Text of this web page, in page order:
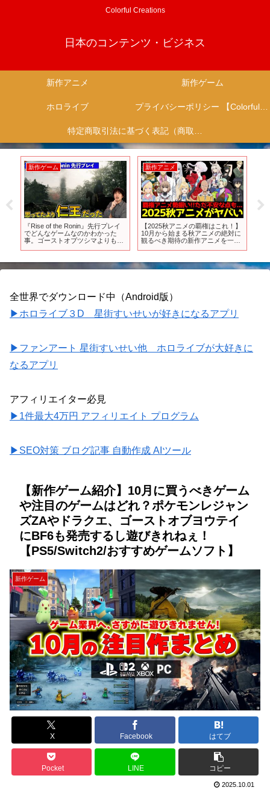
Colorful Creations
日本のコンテンツ・ビジネス
新作アニメ 新作ゲーム
ホロライブ プライバシーポリシー 【Colorful Creation】
特定商取引法に基づく表記（商取引に関する開示）
新作ゲーム
『Rise of the Ronin』先行プレイ
でどんなゲームなのかわかった
事。ゴーストオブツシマよりも仁
新作アニメ
【2025秋アニメの覇権はこれ！】
10月から始まる秋アニメの絶対に
観るべき期待の新作アニメを一挙
マ娘シンデレラグレイ、さいひ
と】
全世界でダウンロード中（Android版）
▶ホロライブ３D 星街すいせいが好きになるアプリ
▶ファンアート 星街すいせい他 ホロライブが大好きに
なるアプリ
アフィリエイター必見
▶1件最大4万円 アフィリエイト プログラム
▶SEO対策 ブログ記事 自動作成 AIツール
【新作ゲーム紹介】10月に買うべきゲーム
や注目のゲームはどれ？ポケモンレジャン
ズZAやドラクエ、ゴーストオブヨウテイ
にBF6も発売するし遊びきれねぇ！
【PS5/Switch2/おすすめゲームソフト】
新作ゲーム
X Facebook はてブ
Pocket LINE コピー
2025.10.01